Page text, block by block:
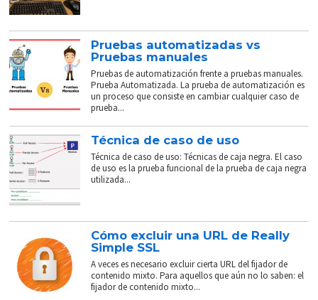
Pruebas automatizadas vs
Pruebas manuales
Pruebas de automatización frente a pruebas manuales.
Prueba Automatizada. La prueba de automatización es
un proceso que consiste en cambiar cualquier caso de
prueba...
Técnica de caso de uso
Técnica de caso de uso: Técnicas de caja negra. El caso
de uso es la prueba funcional de la prueba de caja negra
utilizada...
Cómo excluir una URL de Really
Simple SSL
A veces es necesario excluir cierta URL del fijador de
contenido mixto. Para aquellos que aún no lo saben: el
fijador de contenido mixto...